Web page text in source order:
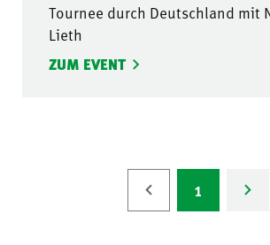
Tournee durch Deutschland mit
Lieth
ZUM EVENT
1